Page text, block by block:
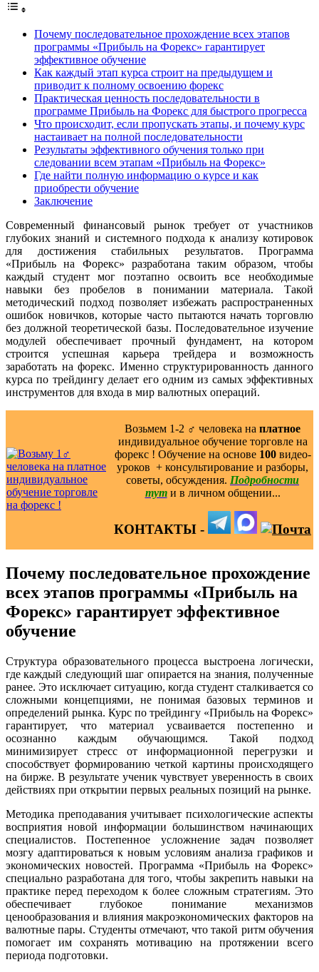
Почему последовательное прохождение всех этапов
программы «Прибыль на Форекс» гарантирует
эффективное обучение
Как каждый этап курса строит на предыдущем и
приводит к полному освоению форекс
Практическая ценность последовательности в
программе Прибыль на Форекс для быстрого прогресса
Что происходит, если пропускать этапы, и почему курс
настаивает на полной последовательности
Результаты эффективного обучения только при
следовании всем этапам «Прибыль на Форекс»
Где найти полную информацию о курсе и как
приобрести обучение
Заключение
Современный финансовый рынок требует от участников
глубоких знаний и системного подхода к анализу котировок
для достижения стабильных результатов. Программа
«Прибыль на Форекс» разработана таким образом, чтобы
каждый студент мог поэтапно освоить все необходимые
навыки без пробелов в понимании материала. Такой
методический подход позволяет избежать распространенных
ошибок новичков, которые часто пытаются начать торговлю
без должной теоретической базы. Последовательное изучение
модулей обеспечивает прочный фундамент, на котором
строится успешная карьера трейдера и возможность
заработать на форекс. Именно структурированность данного
курса по трейдингу делает его одним из самых эффективных
инструментов для входа в мир валютных операций.
Возьмем 1-2 ‍♂️ человека на платное
индивидуальное обучение торговле на
форекс ! Обучение на основе 100видео-
уроков ️ + консультирование и разборы,
советы, обсуждения. Подробности
тут и в личном общении...
КОНТАКТЫ -
Почему последовательное прохождение
всех этапов программы «Прибыль на
Форекс» гарантирует эффективное
обучение
Структура образовательного процесса выстроена логически,
где каждый следующий шаг опирается на знания, полученные
ранее. Это исключает ситуацию, когда студент сталкивается со
сложными концепциями, не понимая базовых терминов и
определений рынка. Курс по трейдингу «Прибыль на Форекс»
гарантирует, что материал усваивается постепенно и
осознанно каждым обучающимся. Такой подход
минимизирует стресс от информационной перегрузки и
способствует формированию четкой картины происходящего
на бирже. В результате ученик чувствует уверенность в своих
действиях при открытии первых реальных позиций на рынке.
Методика преподавания учитывает психологические аспекты
восприятия новой информации большинством начинающих
специалистов. Постепенное усложнение задач позволяет
мозгу адаптироваться к новым условиям анализа графиков и
экономических новостей. Программа «Прибыль на Форекс»
специально разработана для того, чтобы закрепить навыки на
практике перед переходом к более сложным стратегиям. Это
обеспечивает глубокое понимание механизмов
ценообразования и влияния макроэкономических факторов на
валютные пары. Студенты отмечают, что такой ритм обучения
помогает им сохранять мотивацию на протяжении всего
периода подготовки.